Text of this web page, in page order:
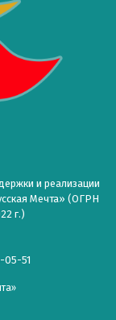
и реализации
Мечта» (ОГРН
г.)
05-51